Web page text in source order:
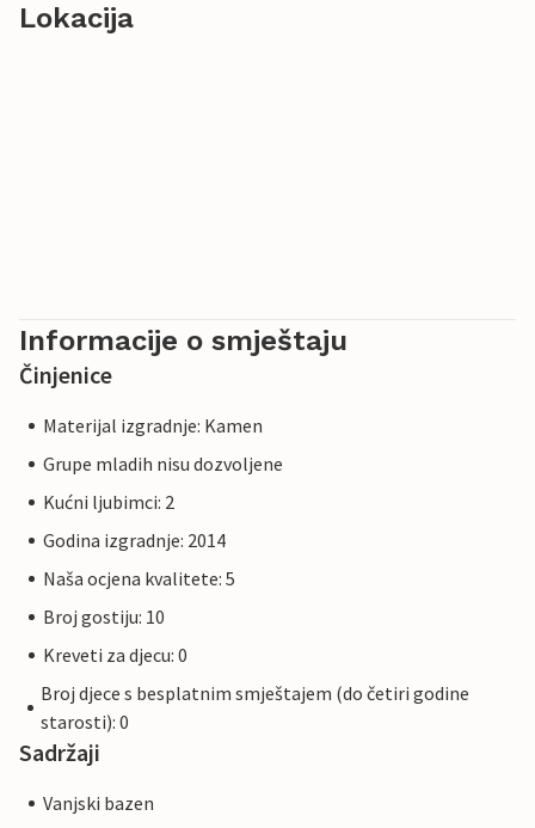
Lokacija
Informacije o smještaju
Činjenice
Materijal izgradnje: Kamen
Grupe mladih nisu dozvoljene
Kućni ljubimci: 2
Godina izgradnje: 2014
Naša ocjena kvalitete: 5
Broj gostiju: 10
Kreveti za djecu: 0
Broj djece s besplatnim smještajem (do četiri godine
starosti): 0
Sadržaji
Vanjski bazen